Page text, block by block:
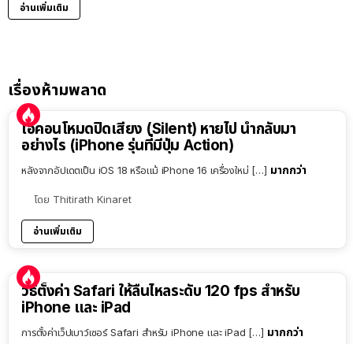
อ่านเพิ่มเติม
เรื่องห้ามพลาด
ไอคอนโหมดปิดเสียง (Silent) หายไป นำกลับมา
อย่างไร (iPhone รุ่นที่มีปุ่ม Action)
หลังจากอัปเดตเป็น iOS 18 หรือแม้ iPhone 16 เครื่องใหม่ […] มากกว่า
โดย Thitirath Kinaret
อ่านเพิ่มเติม
วิธีตั้งค่า Safari ให้ลื่นไหลระดับ 120 fps สำหรับ
iPhone และ iPad
การตั้งค่าเว็ปเบาว์เซอร์ Safari สำหรับ iPhone และ iPad […] มากกว่า